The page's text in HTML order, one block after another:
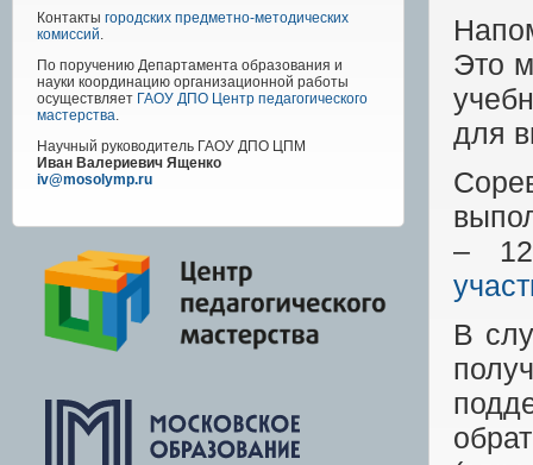
Контакты городских предметно-методических
комиссий.
По поручению Департамента образования и
науки координацию организационной работы
осуществляет ГАОУ ДПО Центр педагогического
мастерства.
Научный руководитель ГАОУ ДПО ЦПМ
Иван Валериевич Ященко
iv@mosolymp.ru
Это
для
–
В